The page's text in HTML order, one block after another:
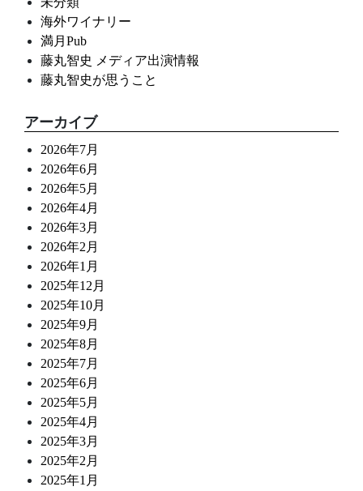
海外ワイナリー
満月Pub
藤丸智史 メディア出演情報
藤丸智史が思うこと
アーカイブ
2026年7月
2026年6月
2026年5月
2026年4月
2026年3月
2026年2月
2026年1月
2025年12月
2025年10月
2025年9月
2025年8月
2025年7月
2025年6月
2025年5月
2025年4月
2025年3月
2025年2月
2025年1月